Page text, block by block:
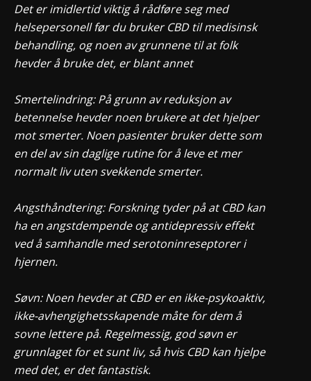
Det er imidlertid viktig å rådføre seg med
helsepersonell før du bruker CBD til medisinsk
behandling, og noen av grunnene til at folk
hevder å bruke det, er blant annet
Smertelindring: På grunn av reduksjon av
betennelse hevder noen brukere at det hjelper
mot smerter. Noen pasienter bruker dette som
en del av sin daglige rutine for å leve et mer
normalt liv uten svekkende smerter.
Angsthåndtering: Forskning tyder på at CBD kan
ha en angstdempende og antidepressiv effekt
ved å samhandle med serotoninreseptorer i
hjernen.
Søvn: Noen hevder at CBD er en ikke-psykoaktiv,
ikke-avhengighetsskapende måte for dem å
sovne lettere på. Regelmessig, god søvn er
grunnlaget for et sunt liv, så hvis CBD kan hjelpe
med det, er det fantastisk.